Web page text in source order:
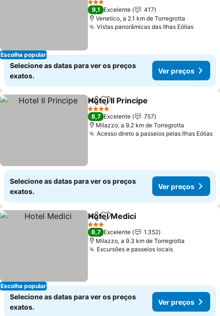
Escolha popular
3 Estrelas
9,1 Excelente
417
Venetico, a 2.1 km de Torregrotta
Vistas panorâmicas das Ilhas Eólias
Selecione as datas para ver os preços
exatos.
Ver preços
PartilharAdicionar aos favoritos
Hotel Il Principe
4 Estrelas
8,7 Excelente
757
Milazzo, a 9.2 km de Torregrotta
Acesso direto a passeios pelas Ilhas Eólias
Selecione as datas para ver os preços
exatos.
Ver preços
Escolha popular
PartilharAdicionar aos favoritos
Hotel Medici
3 Estrelas
8,7 Excelente
1.352
Milazzo, a 9.3 km de Torregrotta
Excursões e passeios locais
Selecione as datas para ver os preços
exatos.
Ver preços